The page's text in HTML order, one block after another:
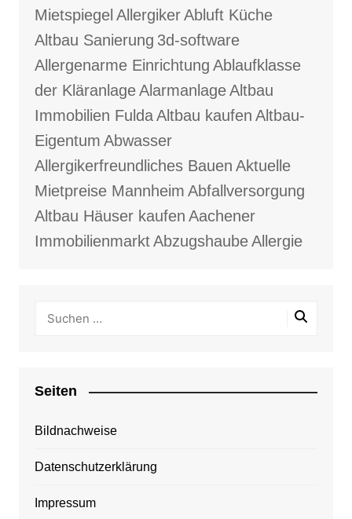
Mietspiegel AllergikerAbluft Küche
Altbau Sanierung 3d-software
Allergenarme Einrichtung Ablaufklasse
der KläranlageAlarmanlageAltbau
Immobilien FuldaAltbau kaufen Altbau-
Eigentum Abwasser
Allergikerfreundliches Bauen Aktuelle
Mietpreise Mannheim Abfallversorgung
Altbau Häuser kaufen Aachener
ImmobilienmarktAbzugshaubeAllergie
Seiten
Bildnachweise
Datenschutzerklärung
Impressum